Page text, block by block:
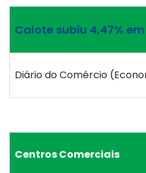
Calote subiu 4,47%
Diário do Comércio
Centros Comerciais